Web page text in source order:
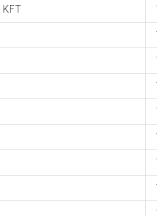
Kiemelt rendezvények
Tanfolyam, képzés
Tábor
Egyházi, vallási
megemlékezések
Megyei kitekintő
Fák
Összes
KFT